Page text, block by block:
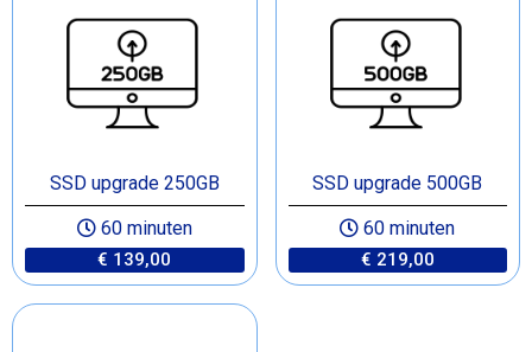
SSD upgrade 250GB
60 minuten
€ 139,00
SSD upgrade 500GB
60 minuten
€ 219,00